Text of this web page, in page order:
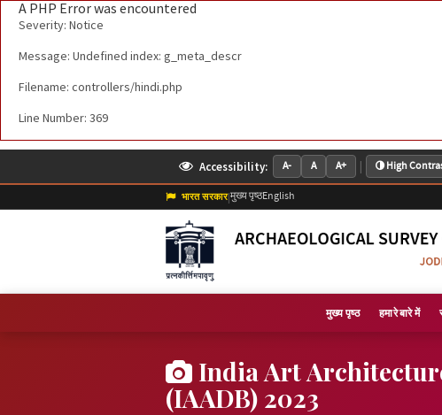
A PHP Error was encountered
Severity: Notice
Message: Undefined index: g_meta_descr
Filename: controllers/hindi.php
Line Number: 369
Accessibility: A- A A+ | High
भारत सरकार|मुख्य पृष्ठEnglish
मुख्य पृष्ठ हमारे बारे में
India Art
(IAADB) 2023